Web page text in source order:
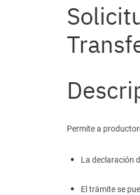
Permite a
La declaración
El trámite se